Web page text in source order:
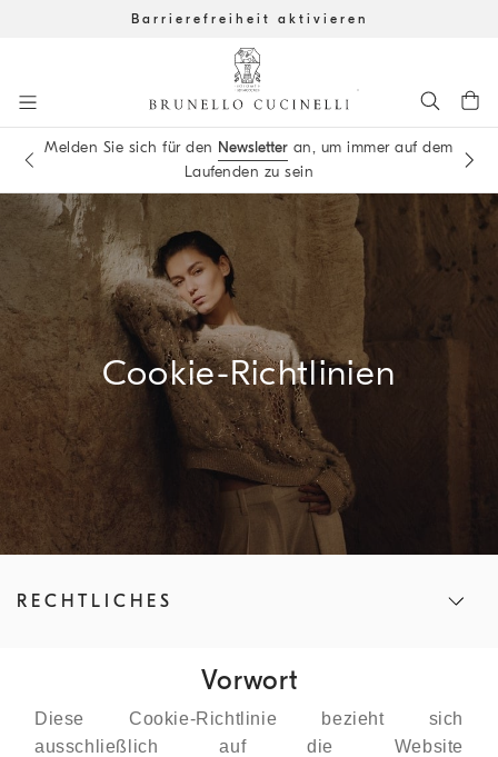
Barrierefreiheit aktivieren
Terminin einer unserer Boutiquen
Melden Sie sich für den Newsletter an, um immer auf dem
Laufenden zu sein
Start Hauptinhalt
Cookie-Richtlinien
RECHTLICHES
Vorwort
Diese Cookie-Richtlinie bezieht sich
ausschließlich auf die Website